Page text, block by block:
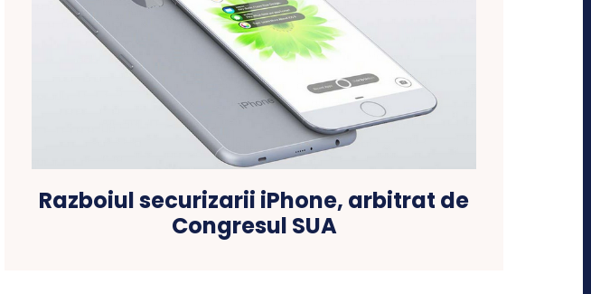
Razboiul securizarii iPhone, arbitrat de
Congresul SUA